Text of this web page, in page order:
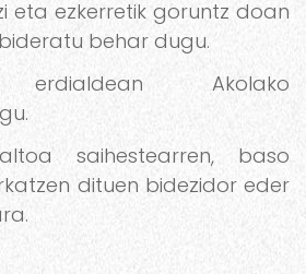
eta ezkerretik goruntz doan
behar dugu.
erdialdean Akolako
saihestearren, baso
dituen bidezidor eder